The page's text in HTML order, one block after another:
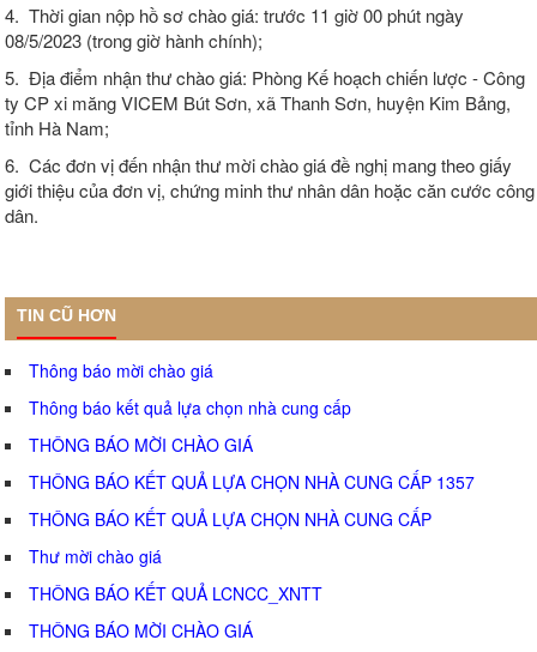
4. Thời gian nộp hồ sơ chào giá: trước 11 giờ 00 phút ngày
08/5/2023 (trong giờ hành chính);
5. Địa điểm nhận thư chào giá: Phòng Kế hoạch chiến lược - Công
ty CP xi măng VICEM Bút Sơn, xã Thanh Sơn, huyện Kim Bảng,
tỉnh Hà Nam;
6. Các đơn vị đến nhận thư mời chào giá đề nghị mang theo giấy
giới thiệu của đơn vị, chứng minh thư nhân dân hoặc căn cước công
dân.
TIN CŨ HƠN
Thông báo mời chào giá
Thông báo kết quả lựa chọn nhà cung cấp
THÔNG BÁO MỜI CHÀO GIÁ
THÔNG BÁO KẾT QUẢ LỰA CHỌN NHÀ CUNG CẤP 1357
THÔNG BÁO KẾT QUẢ LỰA CHỌN NHÀ CUNG CẤP
Thư mời chào giá
THÔNG BÁO KẾT QUẢ LCNCC_XNTT
THÔNG BÁO MỜI CHÀO GIÁ